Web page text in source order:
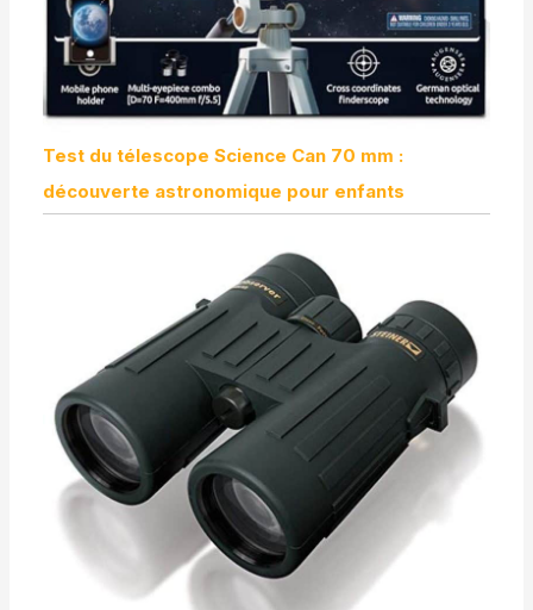
Test du télescope Science Can 70 mm :
découverte astronomique pour enfants